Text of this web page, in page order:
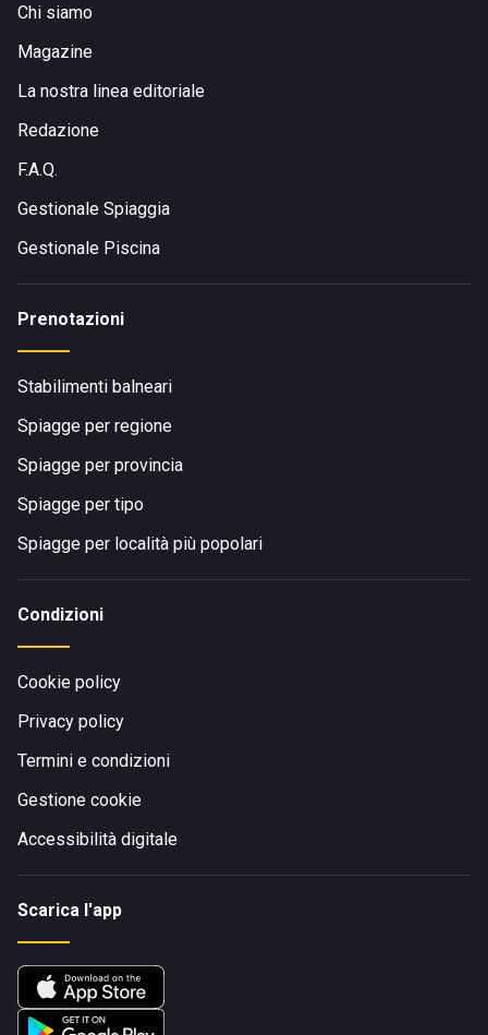
Chi siamo
Magazine
La nostra linea editoriale
Redazione
F.A.Q.
Gestionale Spiaggia
Gestionale Piscina
Prenotazioni
Stabilimenti balneari
Spiagge per regione
Spiagge per provincia
Spiagge per tipo
Spiagge per località più popolari
Condizioni
Cookie policy
Privacy policy
Termini e condizioni
Gestione cookie
Accessibilità digitale
Scarica l'app